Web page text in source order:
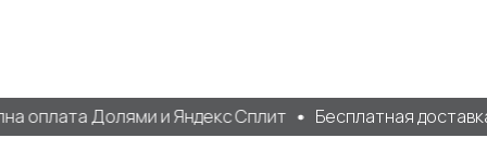
оплата Долями и Яндекс Сплит Бесплатная